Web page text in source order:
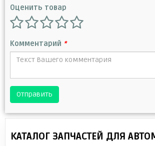
Оценить товар
Комментарий *
Отправить
КАТАЛОГ ЗАПЧАСТЕЙ ДЛЯ